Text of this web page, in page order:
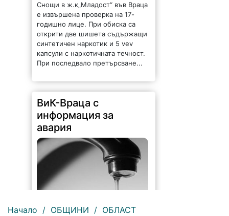
Снощи в ж.к„Младост“ във Враца
е извършена проверка на 17-
годишно лице. При обиска са
открити две шишета съдържащи
синтетичен наркотик и 5 vev
капсули с наркотичната течност.
При последвало претърсване...
ВиК-Враца с
информация за
авария
Начало / ОБЩИНИ / ОБЛАСТ